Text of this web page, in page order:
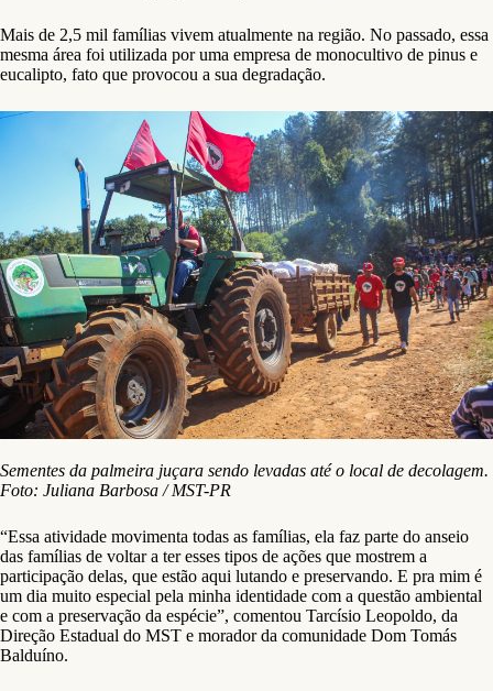
Mais de 2,5 mil famílias vivem atualmente na região. No passado, essa
mesma área foi utilizada por uma empresa de monocultivo de pinus e
eucalipto, fato que provocou a sua degradação.
Sementes da palmeira juçara sendo levadas até o local de decolagem.
Foto: Juliana Barbosa / MST-PR
“Essa atividade movimenta todas as famílias, ela faz parte do anseio
das famílias de voltar a ter esses tipos de ações que mostrem a
participação delas, que estão aqui lutando e preservando. E pra mim é
um dia muito especial pela minha identidade com a questão ambiental
e com a preservação da espécie”, comentou Tarcísio Leopoldo, da
Direção Estadual do MST e morador da comunidade Dom Tomás
Balduíno.